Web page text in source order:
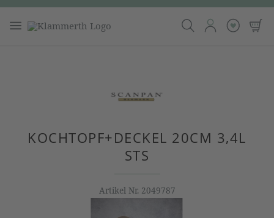
KOCHTOPF+DECKEL 20CM 3,4L
STS
Artikel Nr. 2049787